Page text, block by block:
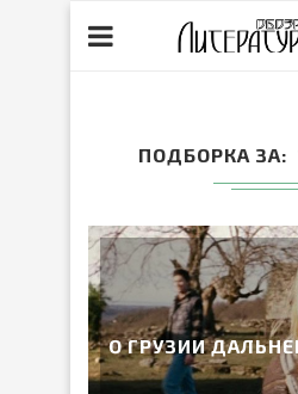
ПОДБОРКА ЗА
О ГРУЗИИ